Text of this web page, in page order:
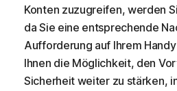
Konten zuzugreifen, werden
da Sie eine entsprechende
Aufforderung auf Ihrem
Ihnen die Möglichkeit, den
Sicherheit weiter zu stärken,